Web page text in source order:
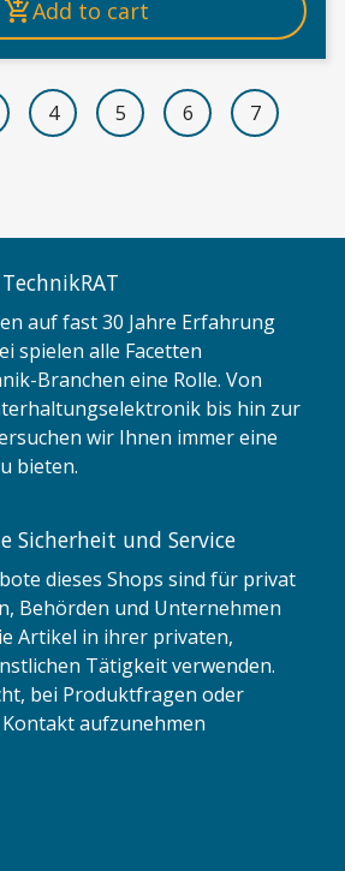
Add to cart
4 5 6 7
auf fast 30 Jahre Erfahrung
spielen alle Facetten
Branchen eine Rolle. Von
bis hin zur
wir Ihnen immer eine
bieten.
Sicherheit und Service
dieses Shops sind für privat
Behörden und Unternehmen
Artikel in ihrer privaten,
Tätigkeit verwenden.
bei Produktfragen oder
aufzunehmen